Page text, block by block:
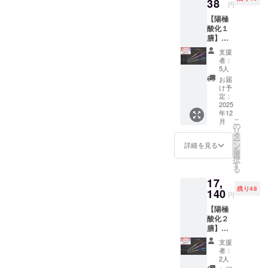
荷時期
が遅れ
る場合
があり
ます。
様は変
更にな
る可能
性がご
ざいま
す。ご
了承く
ださ
い。 ※
ご注文
状況、
使用部
材の供
給状
況、製
より出
荷時期
が遅れ
る場合
があり
ます。
料850円
【合計
27,250
円の
20％OF
F】
D.つや
(松に
鶴)、E.
つや(梅
に鶯)、
から4膳
お選び
くださ
い。
*********
*********
*********
※デザイ
ン・仕
様は変
更にな
る可能
性がご
ざいま
す。ご
了承く
38 円
【陽極
酸化１
膳】超
早割
15％OF
F（161
2円
OFF)
*********
*********
***** ・
チタン
箸（陽
極酸
化）：
一般販
価格
9,900
円 ×1
・送料
850円
【合計
10,750
円 の
15％OF
支援
者：
5人
お届
け予
定：
2025
年12
月
詳細を見る
こ
の
リ
タ
ー
ン
を
選
択
す
る
17,
140 円
残り48
【陽極
酸化２
膳】超
早割
17％OF
F（351
支援
者：
2人